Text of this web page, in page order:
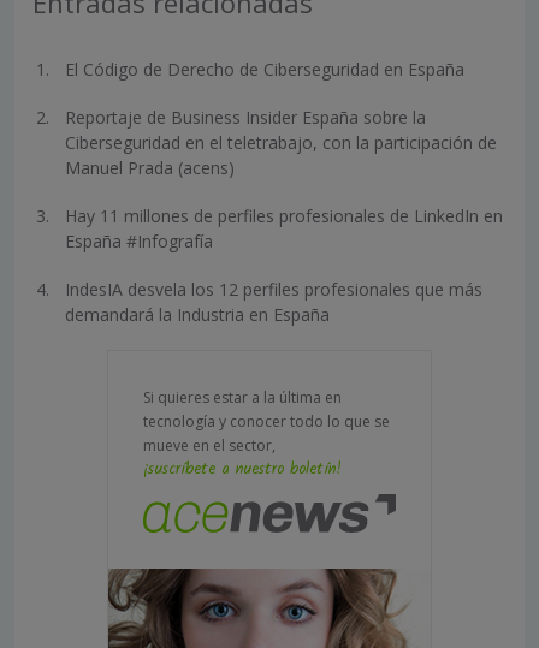
El Código de Derecho de Ciberseguridad en España
Reportaje de Business Insider España sobre la
Ciberseguridad en el teletrabajo, con la participación de
Manuel Prada (acens)
Hay 11 millones de perfiles profesionales de LinkedIn en
España #Infografía
IndesIA desvela los 12 perfiles profesionales que más
demandará la Industria en España
Si quieres estar a la última en
tecnología y conocer todo lo que se
mueve en el sector,
¡suscríbete a nuestro boletín!